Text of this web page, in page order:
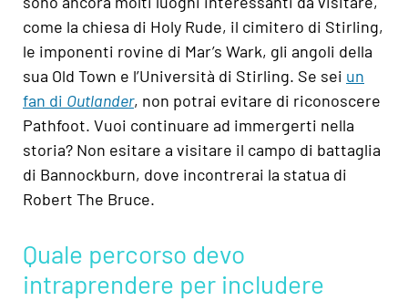
come la chiesa di Holy Rude, il cimitero di Stirling,
le imponenti rovine di Mar’s Wark, gli angoli della
sua Old Town e l’Università di Stirling. Se sei un
fan di Outlander, non potrai evitare di riconoscere
Pathfoot. Vuoi continuare ad immergerti nella
storia? Non esitare a visitare il campo di battaglia
di Bannockburn, dove incontrerai la statua di
Robert The Bruce.
Quale percorso devo
intraprendere per includere